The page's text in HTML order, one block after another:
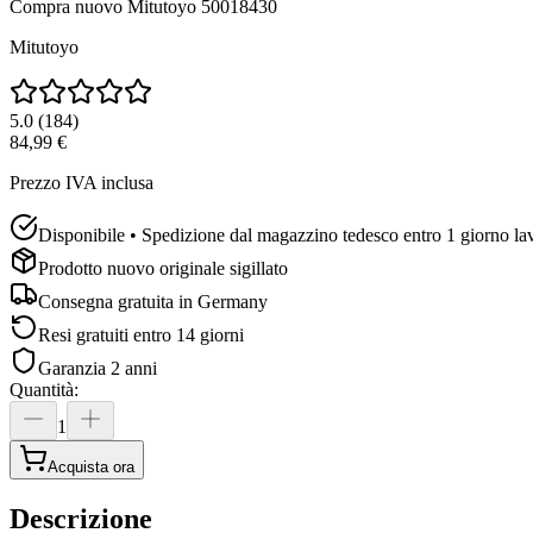
Compra nuovo Mitutoyo 50018430
Mitutoyo
5.0 (184)
84,99 €
Prezzo IVA inclusa
Disponibile • Spedizione dal magazzino tedesco entro 1 giorno
Prodotto nuovo originale sigillato
Consegna gratuita in Germany
Resi gratuiti entro 14 giorni
Garanzia 2 anni
Quantità:
1
Acquista ora
Descrizione